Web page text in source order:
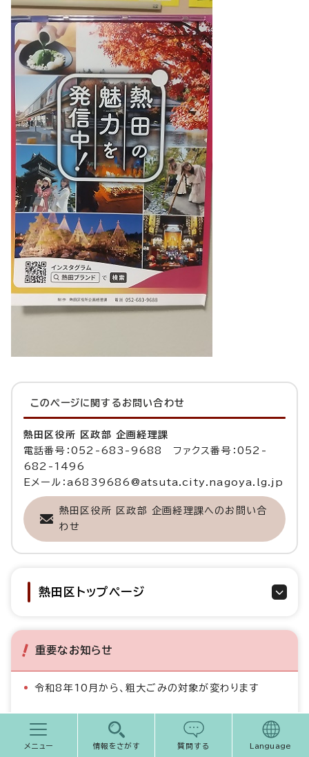
このページに関する お問い合わせ
熱田区役所 区政部 企画経理課
電話番号：052-683-9688 ファクス番号：052-
682-1496
Eメール：a6839686@atsuta.city.nagoya.lg.jp
熱田区役所 区政部 企画経理課へのお問い合
わせ
熱田区トップページ
重要なお知らせ
令和8年10月から、粗大ごみの対象が変わります
プレミアム付電子商品券の申込は8月14日（金曜日）ま
で
メニュー 情報をさがす 質問する Language